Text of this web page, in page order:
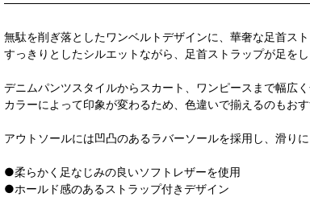
無駄を削ぎ落としたワンベルトデザインに、華奢な足首ス
すっきりとしたシルエットながら、足首ストラップが足を
デニムパンツスタイルからスカート、ワンピースまで幅広く
カラーによって印象が変わるため、色違いで揃えるのもおす
アウトソールには凹凸のあるラバーソールを採用し、滑り
●柔らかく足なじみの良いソフトレザーを使用
●ホールド感のあるストラップ付きデザイン